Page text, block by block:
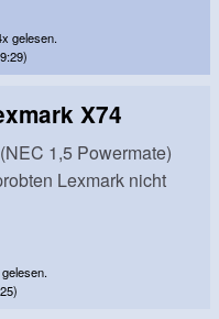
gelesen.
X74
1,5 Powermate)
Lexmark nicht